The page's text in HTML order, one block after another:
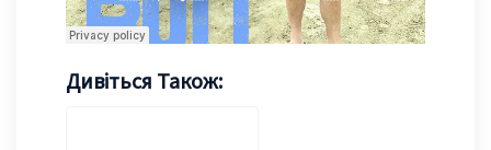
Дивіться Також: